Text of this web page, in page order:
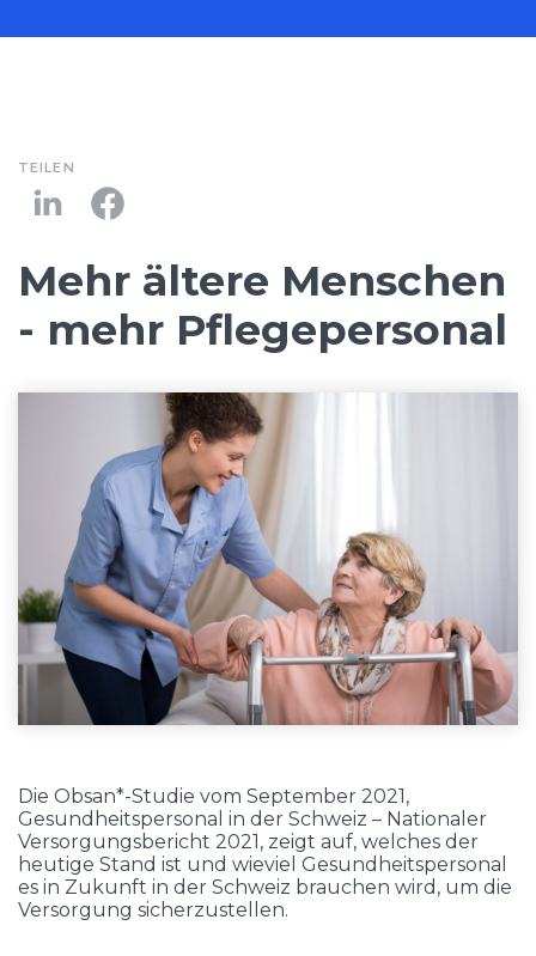
TEILEN
Mehr ältere Menschen
- mehr Pflegepersonal
Die Obsan*-Studie vom September 2021,
Gesundheitspersonal in der Schweiz – Nationaler
Versorgungsbericht 2021, zeigt auf, welches der
heutige Stand ist und wieviel Gesundheitspersonal
es in Zukunft in der Schweiz brauchen wird, um die
Versorgung sicherzustellen.